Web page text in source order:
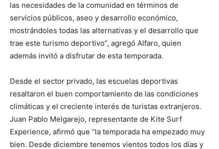
las necesidades de la comunidad en términos de
servicios públicos, aseo y desarrollo económico,
mostrándoles todas las alternativas y el desarrollo que
trae este turismo deportivo”, agregó Alfaro, quien
además invitó a disfrutar de esta temporada.
Desde el sector privado, las escuelas deportivas
resaltaron el buen comportamiento de las condiciones
climáticas y el creciente interés de turistas extranjeros.
Juan Pablo Melgarejo, representante de Kite Surf
Experience, afirmó que “la temporada ha empezado muy
bien. Desde diciembre tenemos vientos todos los días y